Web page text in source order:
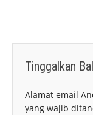
Tinggalkan
Alamat email
yang wajib